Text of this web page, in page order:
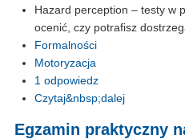
Hazard perception – testy w
ocenić, czy potrafisz
Formalności
Motoryzacja
1 odpowiedz
Czytaj&nbsp;dalej
Egzamin praktyczny